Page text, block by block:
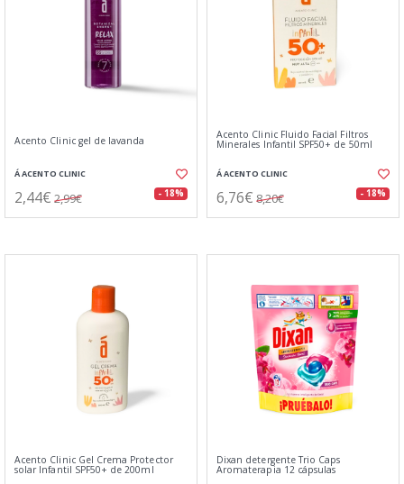
Acento Clinic gel de lavanda
Á ACENTO CLINIC
2,44€ 2,99€ - 18%
Acento Clinic Fluido Facial Filtros
Minerales Infantil SPF50+ de 50ml
Á ACENTO CLINIC
6,76€ 8,20€ - 18%
Acento Clinic Gel Crema Protector
solar Infantil SPF50+ de 200ml
Dixan detergente Trio Caps
Aromaterapia 12 cápsulas